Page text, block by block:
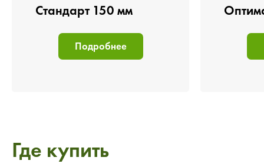
Стандарт 150 мм
Подробнее
Где купить